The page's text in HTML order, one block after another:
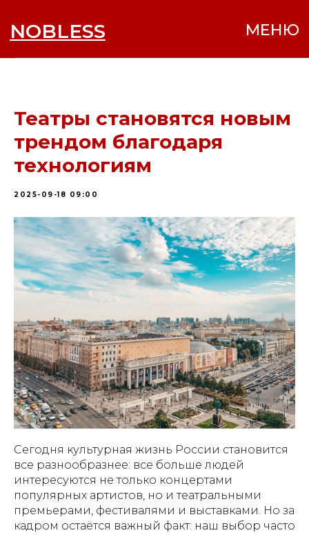
NOBLESS
Театры становятся новым
трендом благодаря
технологиям
2025-09-18 09:00
Сегодня культурная жизнь России становится
все разнообразнее: все больше людей
интересуются не только концертами
популярных артистов, но и театральными
премьерами, фестивалями и выставками. Но за
кадром остаётся важный факт: наш выбор часто